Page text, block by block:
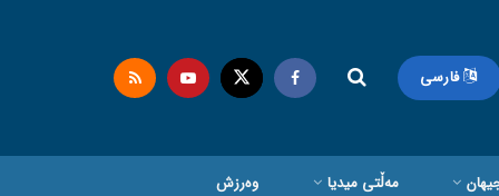
فارسی
مەڵتی میدیا وەرزش